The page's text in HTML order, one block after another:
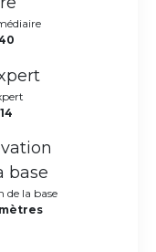
14
de la base